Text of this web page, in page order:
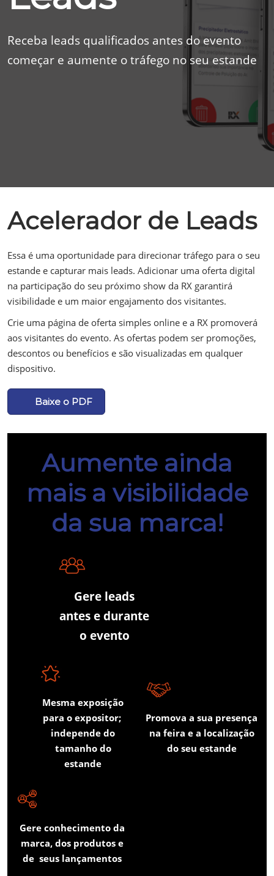
Receba leads qualificados antes do evento
começar e aumente o tráfego no seu estande
Acelerador de Leads
Essa é uma oportunidade para direcionar tráfego para o seu
estande e capturar mais leads. Adicionar uma oferta digital
na participação do seu próximo show da RX garantirá
visibilidade e um maior engajamento dos visitantes.
Crie uma página de oferta simples online e a RX promoverá
aos visitantes do evento. As ofertas podem ser promoções,
descontos ou benefícios e são visualizadas em qualquer
dispositivo.
Baixe o PDF
Aumente ainda
mais a visibilidade
da sua marca!
Gere leads
antes e durante
o evento
Mesma exposição
para o expositor;
independe do
tamanho do
estande
Promova a sua presença
na feira e a localização
do seu estande
Gere conhecimento da
marca, dos produtos e
de seus lançamentos